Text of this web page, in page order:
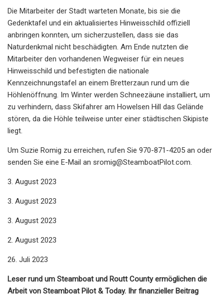
Die Mitarbeiter der Stadt warteten Monate, bis sie die
Gedenktafel und ein aktualisiertes Hinweisschild offiziell
anbringen konnten, um sicherzustellen, dass sie das
Naturdenkmal nicht beschädigten. Am Ende nutzten die
Mitarbeiter den vorhandenen Wegweiser für ein neues
Hinweisschild und befestigten die nationale
Kennzeichnungstafel an einem Bretterzaun rund um die
Höhlenöffnung. Im Winter werden Schneezäune installiert, um
zu verhindern, dass Skifahrer am Howelsen Hill das Gelände
stören, da die Höhle teilweise unter einer städtischen Skipiste
liegt.
Um Suzie Romig zu erreichen, rufen Sie 970-871-4205 an oder
senden Sie eine E-Mail an sromig@SteamboatPilot.com.
3. August 2023
3. August 2023
3. August 2023
2. August 2023
26. Juli 2023
Leser rund um Steamboat und Routt County ermöglichen die
Arbeit von Steamboat Pilot & Today. Ihr finanzieller Beitrag